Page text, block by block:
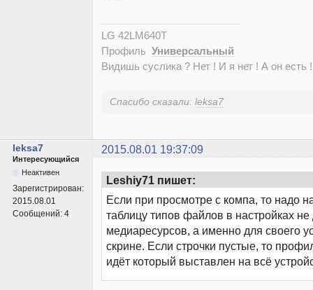
LG 42LM640T
Профиль Универсальный
Видишь суслика ? Нет ! И я нет ! А он есть
Спасибо сказали: leksa7
leksa7 2015.08.01 19:37:09
Интересующийся
Неактивен
Зарегистрирован:
2015.08.01
Сообщений: 4
Leshiy71 пишет:
Если при просмотре с компа, то надо
таблицу типов файлов в настройках не
медиаресурсов, а именно для своего
скрине. Если строчки пустые, то
идёт который выставлен на всё